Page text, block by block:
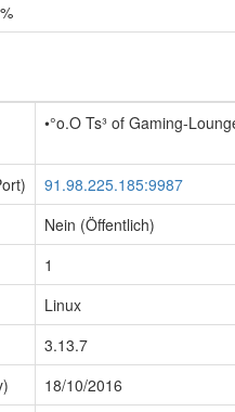
•°o.O Ts³ of Gaming-
91.98.225.185:9987
Nein (Öffentlich)
1
Linux
3.13.7
18/10/2016